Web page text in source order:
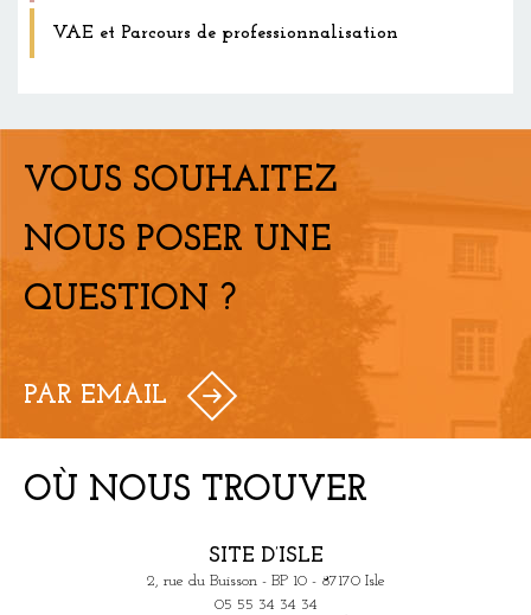
VAE et Parcours de professionnalisation
VOUS SOUHAITEZ
NOUS POSER UNE
QUESTION ?
PAR EMAIL
OÙ NOUS TROUVER
SITE D’ISLE
2, rue du Buisson - BP 10 - 87170 Isle
05 55 34 34 34